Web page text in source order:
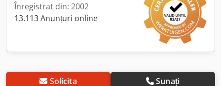
Înregistrat din: 2002
13.113 Anunțuri online
Solicita Sunați